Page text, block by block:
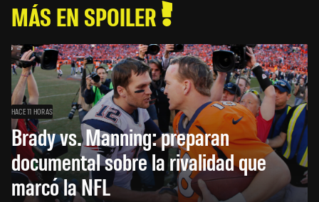
MÁS EN SPOILER
HACE 11 HORAS
Brady vs. Manning: preparan
documental sobre la rivalidad que
marcó la NFL